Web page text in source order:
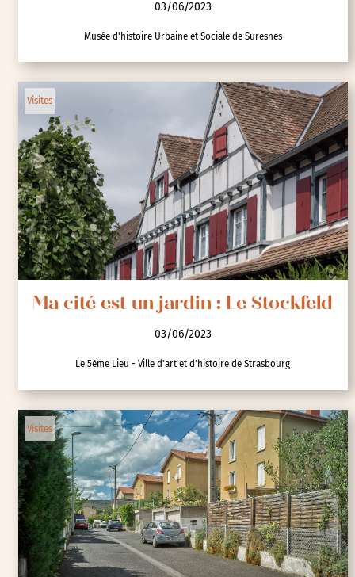
03/06/2023
Musée d'histoire Urbaine et Sociale de Suresnes
Visites
Ma cité est un jardin : Le Stockfeld
03/06/2023
Le 5ème Lieu - Ville d'art et d'histoire de Strasbourg
Visites